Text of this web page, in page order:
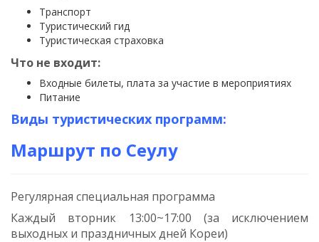
Транспорт
Туристический гид
Туристическая страховка
Что не входит:
Входные билеты, плата за участие в мероприятиях
Питание
Виды туристических программ:
Маршрут по Сеулу
Регулярная специальная программа
Каждый вторник 13:00~17:00 (за исключением
выходных и праздничных дней Кореи)